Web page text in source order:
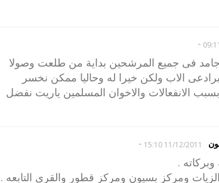
-
جامد فى جميع المرشحين بداية من طلعت وصولا
الاب ولكن خيرا له وحاليا ممكن نخسر
الانفعالات والاخوان المسلمين ياريت نفضل
11/12/2011 15:10
-
.
ومركز بسيون ومركز قطور والقرى التابعه .